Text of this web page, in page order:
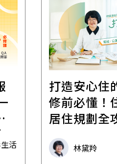
活
打造安心住
修前必懂！
居住規劃全
林黛羚